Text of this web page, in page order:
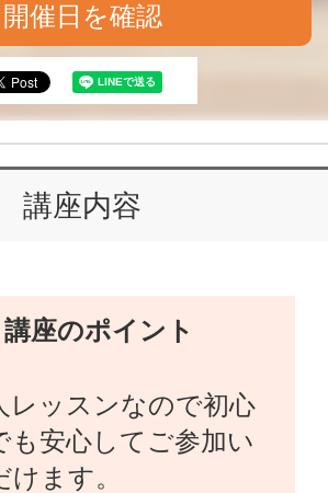
開催日を確認
講座内容
座のポイント
レッスンなので初心
も安心してご参加い
けます。